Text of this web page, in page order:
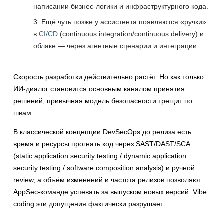
написании бизнес-логики и инфраструктурного кода.
Ещё чуть позже у ассистента появляются «ручки»
в CI/CD (continuous integration/continuous delivery) и
облаке — через агентные сценарии и интеграции.
Скорость разработки действительно растёт. Но как только
ИИ-диалог становится основным каналом принятия
решений, привычная модель безопасности трещит по
швам.
В классической концепции DevSecOps до релиза есть
время и ресурсы прогнать код через SAST/DAST/SCA
(static application security testing / dynamic application
security testing / software composition analysis) и ручной
review, а объём изменений и частота релизов позволяют
AppSec-команде успевать за выпуском новых версий. Vibe
coding эти допущения фактически разрушает.